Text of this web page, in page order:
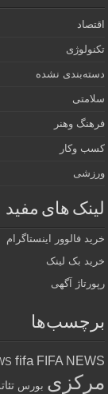
اقتصاد
تکنولوژی
دسته‌بندی نشده
سلامتی
فرهنگ وهنر
کسب وکار
ورزشی
لینک های مفید
خرید فالوور اینستاگرام
خرید بک لینک
رپورتاژ آگهی
برچسب‌ها
fifa FIFA NEWS
مرکزی بورس